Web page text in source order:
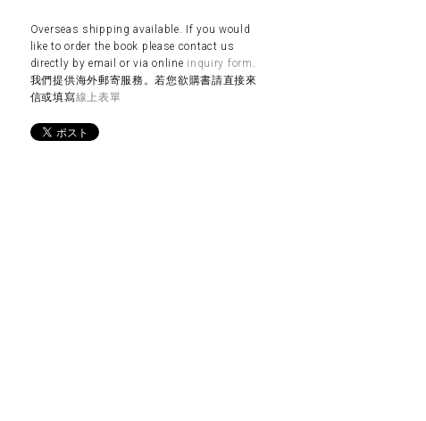
Overseas shipping available. If you would
like to order the book please contact us
directly by email or via online inquiry form .
我們提供海外郵寄服務。若您欲購書請直接來
信或填寫線上表單